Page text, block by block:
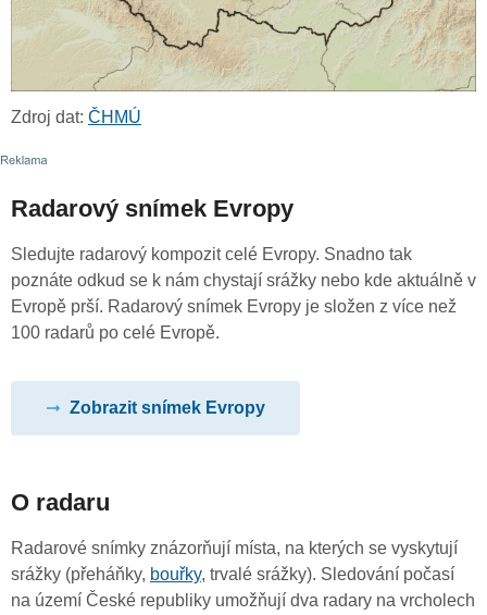
Zdroj dat: ČHMÚ
Radarový snímek Evropy
Sledujte radarový kompozit celé Evropy. Snadno tak
poznáte odkud se k nám chystají srážky nebo kde aktuálně v
Evropě prší. Radarový snímek Evropy je složen z více než
100 radarů po celé Evropě.
Zobrazit snímek Evropy
O radaru
Radarové snímky znázorňují místa, na kterých se vyskytují
srážky (přeháňky, bouřky, trvalé srážky). Sledování počasí
na území České republiky umožňují dva radary na vrcholech